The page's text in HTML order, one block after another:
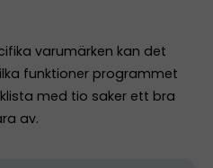
varumärken kan det
funktioner programmet
med tio saker ett bra
av.